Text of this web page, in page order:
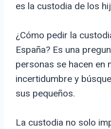
es la custodia de los
¿Cómo pedir la
España? Es una
personas se hacen en
incertidumbre y
sus pequeños.
La custodia no solo